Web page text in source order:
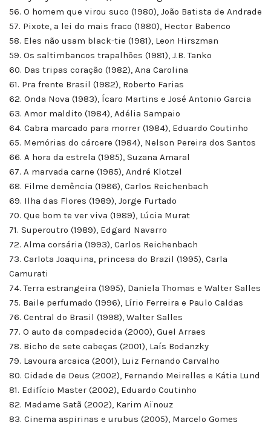
56. O homem que virou suco (1980), João Batista de Andrade
57. Pixote, a lei do mais fraco (1980), Hector Babenco
58. Eles não usam black-tie (1981), Leon Hirszman
59. Os saltimbancos trapalhões (1981), J.B. Tanko
60. Das tripas coração (1982), Ana Carolina
61. Pra frente Brasil (1982), Roberto Farias
62. Onda Nova (1983), Ícaro Martins e José Antonio Garcia
63. Amor maldito (1984), Adélia Sampaio
64. Cabra marcado para morrer (1984), Eduardo Coutinho
65. Memórias do cárcere (1984), Nelson Pereira dos Santos
66. A hora da estrela (1985), Suzana Amaral
67. A marvada carne (1985), André Klotzel
68. Filme demência (1986), Carlos Reichenbach
69. Ilha das Flores (1989), Jorge Furtado
70. Que bom te ver viva (1989), Lúcia Murat
71. Superoutro (1989), Edgard Navarro
72. Alma corsária (1993), Carlos Reichenbach
73. Carlota Joaquina, princesa do Brazil (1995), Carla
Camurati
74. Terra estrangeira (1995), Daniela Thomas e Walter Salles
75. Baile perfumado (1996), Lírio Ferreira e Paulo Caldas
76. Central do Brasil (1998), Walter Salles
77. O auto da compadecida (2000), Guel Arraes
78. Bicho de sete cabeças (2001), Laís Bodanzky
79. Lavoura arcaica (2001), Luiz Fernando Carvalho
80. Cidade de Deus (2002), Fernando Meirelles e Kátia Lund
81. Edifício Master (2002), Eduardo Coutinho
82. Madame Satã (2002), Karim Aïnouz
83. Cinema aspirinas e urubus (2005), Marcelo Gomes